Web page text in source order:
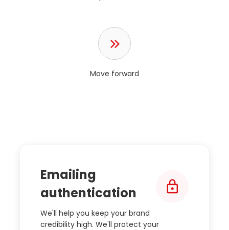
Move forward
Emailing
authentication
We'll help you keep your brand
credibility high. We'll protect your